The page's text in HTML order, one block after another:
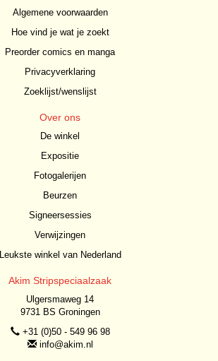
Algemene voorwaarden
Hoe vind je wat je zoekt
Preorder comics en manga
Privacyverklaring
Zoeklijst/wenslijst
Over ons
De winkel
Expositie
Fotogalerijen
Beurzen
Signeersessies
Verwijzingen
Leukste winkel van Nederland
Akim Stripspeciaalzaak
Ulgersmaweg 14
9731 BS Groningen
+31 (0)50 - 549 96 98
info@akim.nl